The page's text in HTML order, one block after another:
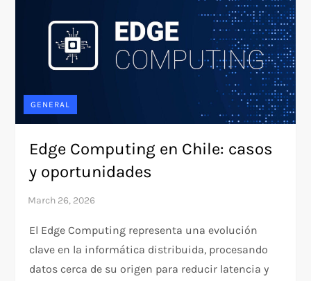
GENERAL
Edge Computing en Chile: casos
y oportunidades
El Edge Computing representa una evolución
clave en la informática distribuida, procesando
datos cerca de su origen para reducir latencia y